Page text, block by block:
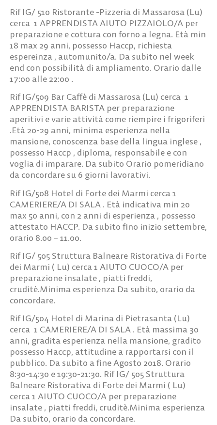
Rif IG/ 510 Ristorante -Pizzeria di Massarosa (Lu)
cerca 1 APPRENDISTA AIUTO PIZZAIOLO/A per
preparazione e cottura con forno a legna. Età min
18 max 29 anni, possesso Haccp, richiesta
espereinza , automunito/a. Da subito nel week
end con possibilità di ampliamento. Orario dalle
17:00 alle 22:00 .
Rif IG/509 Bar Caffè di Massarosa (Lu) cerca 1
APPRENDISTA BARISTA per preparazione
aperitivi e varie attività come riempire i frigoriferi
.Età 20-29 anni, minima esperienza nella
mansione, conoscenza base della lingua inglese ,
possesso Haccp , diploma, responsabile e con
voglia di imparare. Da subito Orario pomeridiano
da concordare su 6 giorni lavorativi.
Rif IG/508 Hotel di Forte dei Marmi cerca 1
CAMERIERE/A DI SALA . Età indicativa min 20
max 50 anni, con 2 anni di esperienza , possesso
attestato HACCP. Da subito fino inizio settembre,
orario 8.00 – 11.00.
Rif IG/ 505 Struttura Balneare Ristorativa di Forte
dei Marmi ( Lu) cerca1 AIUTO CUOCO/A per
preparazione insalate , piatti freddi,
cruditè.Minima esperienza Da subito, orario da
concordare.
Rif IG/504 Hotel di Marina di Pietrasanta (Lu)
cerca 1 CAMERIERE/A DI SALA . Età massima 30
anni, gradita esperienza nella mansione, gradito
possesso Haccp, attitudine a rapportarsi con il
pubblico. Da subito a fine Agosto 2018. Orario
8:30-14:30 e 19:30-21:30. Rif IG/ 505 Struttura
Balneare Ristorativa di Forte dei Marmi ( Lu)
cerca 1 AIUTO CUOCO/A per preparazione
insalate , piatti freddi, cruditè.Minima esperienza
Da subito, orario da concordare.